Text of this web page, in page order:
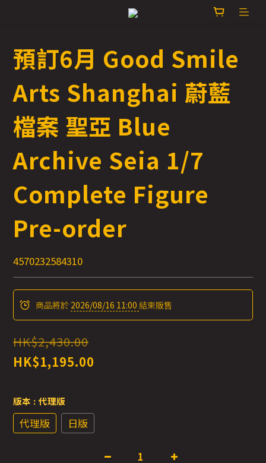
預訂6月 Good Smile
Arts Shanghai 蔚藍
檔案 聖亞 Blue
Archive Seia 1/7
Complete Figure
Pre-order
4570232584310
商品將於 2026/08/16 11:00 結束販售
HK$2,430.00
HK$1,195.00
版本 : 代理版
代理版 日版